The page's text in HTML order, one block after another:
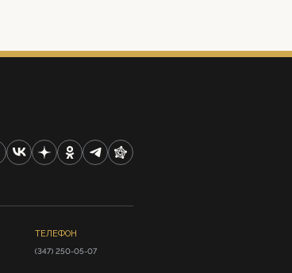
ТЕЛЕФОН
(347) 250-05-07